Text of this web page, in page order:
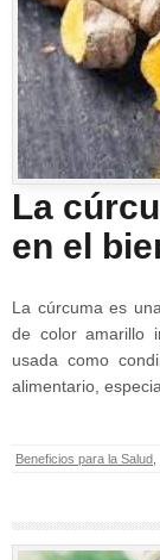
La
en el
La cúrcuma es
de color amarillo
usada como
alimentario,
Beneficios para la Salud